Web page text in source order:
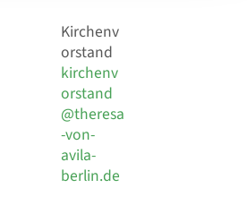
Kirchenv
orstand
kirchenv
orstand
@theresa
-von-
avila-
berlin.de